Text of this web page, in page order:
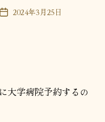
投 2024年3月25日
大学病院予約するの